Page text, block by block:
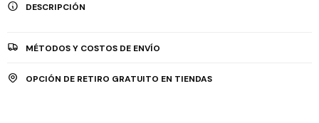
DESCRIPCIÓN
MÉTODOS Y COSTOS DE ENVÍO
OPCIÓN DE RETIRO GRATUITO EN TIENDAS